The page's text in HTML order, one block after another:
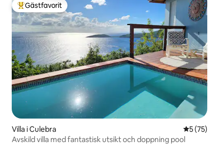
Populär gästfavorit
Gästfavorit
Villa i Culebra 5 av 5 i
5 (75)
Avskild villa med fantastisk utsikt och doppning pool